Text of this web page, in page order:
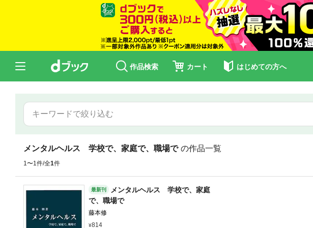
作品検索 カート はじめての方へ
メンタルヘルス 学校で、家庭で、職場で の作品一覧
1〜1件/全1件
最新刊
メンタルヘルス 学校で、家庭
で、職場で
藤本修
814